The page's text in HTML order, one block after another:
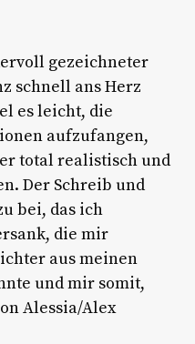
gezeichneter
schnell ans Herz
es leicht, die
aufzufangen,
total realistisch und
Der Schreib und
bei, das ich
die mir
aus meinen
und mir somit,
Alessia/Alex